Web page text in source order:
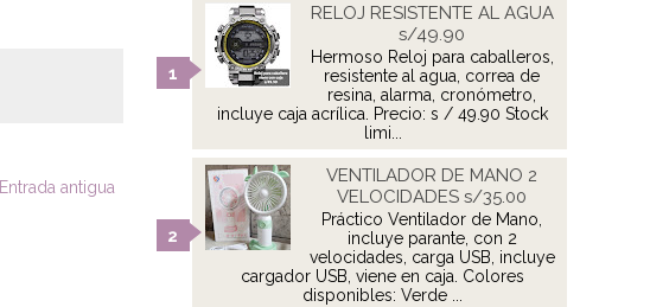
Entrada antigua
RELOJ RESISTENTE AL AGUA
s/49.90
Hermoso Reloj para caballeros,
resistente al agua, correa de
resina, alarma, cronómetro,
incluye caja acrílica. Precio: s / 49.90 Stock
limi...
VENTILADOR DE MANO 2
VELOCIDADES s/35.00
Práctico Ventilador de Mano,
incluye parante, con 2
velocidades, carga USB, incluye
cargador USB, viene en caja. Colores
disponibles: Verde ...